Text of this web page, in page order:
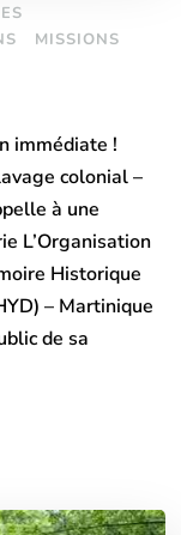
MISSIONS
immédiate !
colonial –
à une
L’Organisation
Historique
– Martinique
de sa